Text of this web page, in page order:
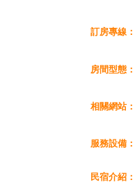
訂房專線：
房間型態：
相關網站：
服務設備：
民宿介紹：